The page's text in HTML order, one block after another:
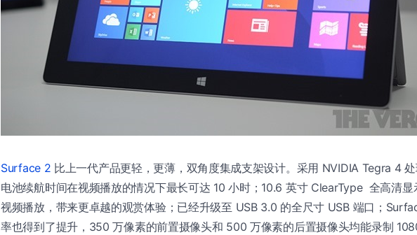
Surface 2 比上一代产品更轻，更薄，双角度集成支架设计。采用 NVIDIA Tegra 4 处
电池续航时间在视频播放的情况下最长可达 10 小时；10.6 英寸 ClearType 全高清
视频播放，带来更卓越的观赏体验；已经升级至 USB 3.0 的全尺寸 USB 端口；
率也得到了提升，350 万像素的前置摄像头和 500 万像素的后置摄像头均能录制